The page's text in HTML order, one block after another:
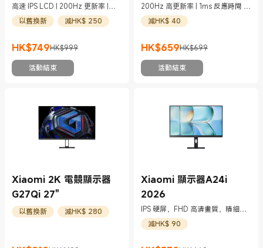
高速 IPS LCD | 200Hz 更新率 |
1ms GTG
以舊換新 減HK$ 250
HK$749
現價 HK$749HK$999
市場價格 HK$999
活動結束
200Hz 高更新率 | 1ms 反應時間 |
ΔE<2
減HK$ 40
HK$659
現價 HK$659HK$699
市場價格 HK$699
活動結束
Xiaomi 2K 電競顯示器
G27Qi 27"
以舊換新 減HK$ 280
Xiaomi 顯示器A24i
2026
IPS 硬屏，FHD 高清畫質，精細自
然清晰
減HK$ 90